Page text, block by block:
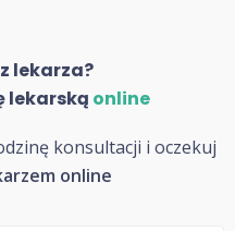
lekarza?
lekarską online
konsultacji i oczekuj
online